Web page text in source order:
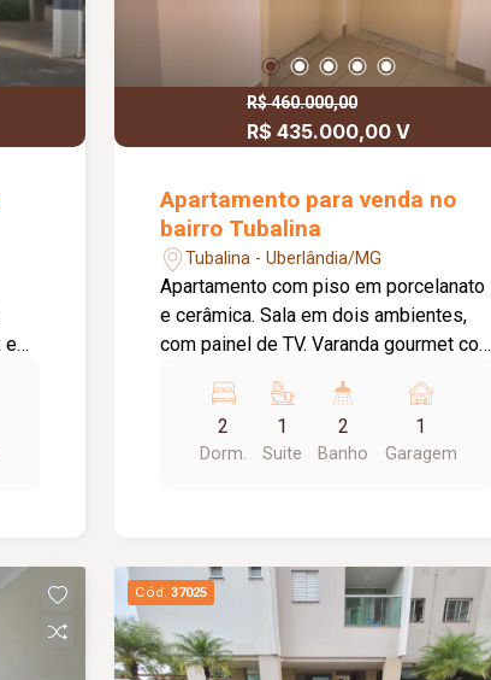
R$ 460.000,00
R$ 435.000,00 V
Apartamento para venda no
bairro Tubalina
Tubalina - Uberlândia/MG
Apartamento com piso em porcelanato
e cerâmica. Sala em dois ambientes,
com painel de TV. Varanda gourmet com
com armários, sendo 01 suíte com
painel de cama, box em blindex, armário
sob a pia e espelho. Banheiro social
festas, área de lazer com churrasqueira,
salão de jogos, mini quadra esportiva,
academia e playground. 01 vaga de
garagem e taxa de mudança. Área
2
Dorm.
1
Suite
2
Banho
1
Garagem
Cód. 37025